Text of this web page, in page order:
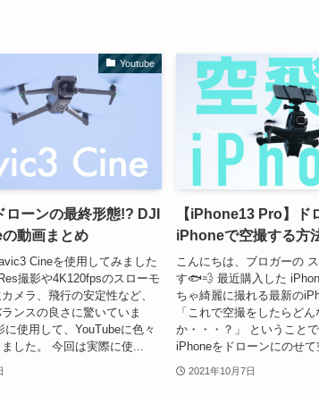
Youtube
ローンの最終形態!? DJI
動画まとめ
Cineを使用してみました
撮影や4K120fpsのスローモ
メラ、飛行の安定性など、
ンスの良さに驚いていま
使用して、YouTubeに色々
した。 今回は実際に使...
【iPhone13 Pro】ド
iPhoneで空撮する方
こんにちは、ブロガーの
す🐟💨 最近購入した
ちゃ綺麗に撮れる最新の
「これで空撮をしたらど
か・・・？」 ということ
iPhoneをドローンにのせて
2021年10月7日